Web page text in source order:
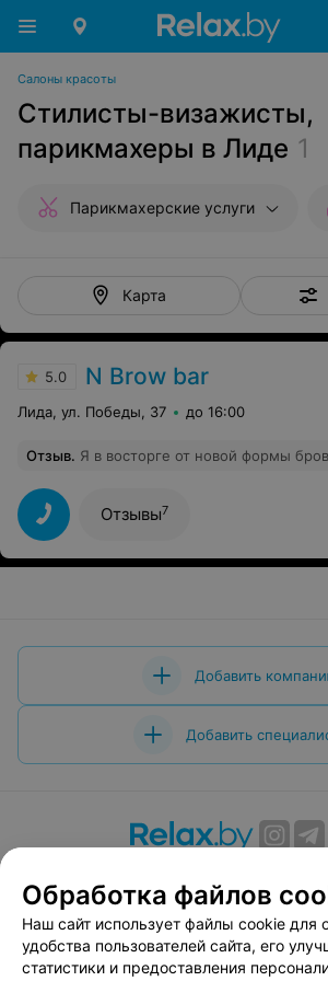
Салоны красоты
Стилисты-визажисты,
парикмахеры в Лиде 1
Парикмахерские услуги
Карта
5.0 N Brow bar
Лида, ул. Победы, 37 до 16:00
Отзыв. Я в восторге от новой формы
Отзывы7
Добавить
Добавить
Вакансии
Публичный договор
Публичный договор по
«Афиша»
Обработка файлов
Наш сайт использует файлы cookie для
удобства пользователей сайта, его
статистики и предоставления